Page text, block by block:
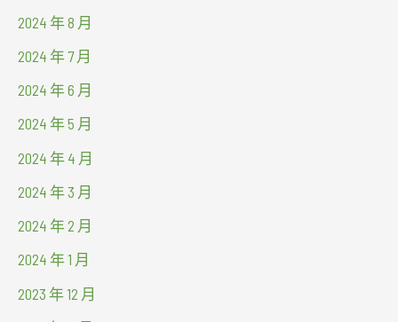
2024 年 8 月
2024 年 7 月
2024 年 6 月
2024 年 5 月
2024 年 4 月
2024 年 3 月
2024 年 2 月
2024 年 1 月
2023 年 12 月